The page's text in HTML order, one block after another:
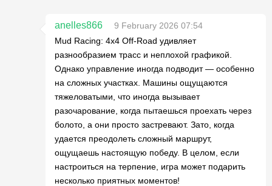
anelles866
9 February 2026 07:54
Mud Racing: 4х4 Off-Road удивляет
разнообразием трасс и неплохой графикой.
Однако управление иногда подводит — особенно
на сложных участках. Машины ощущаются
тяжеловатыми, что иногда вызывает
разочарование, когда пытаешься проехать через
болото, а они просто застревают. Зато, когда
удается преодолеть сложный маршрут,
ощущаешь настоящую победу. В целом, если
настроиться на терпение, игра может подарить
несколько приятных моментов!